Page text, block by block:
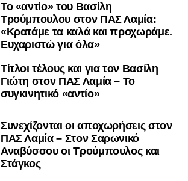
Το «αντίο» του Βασίλη
Τρούμπουλου στον ΠΑΣ Λαμία:
«Κρατάμε τα καλά και προχωράμε.
Ευχαριστώ για όλα»
Τίτλοι τέλους και για τον Βασίλη
Γιώτη στον ΠΑΣ Λαμία – Το
συγκινητικό «αντίο»
Συνεχίζονται οι αποχωρήσεις στον
ΠΑΣ Λαμία – Στον Σαρωνικό
Αναβύσσου οι Τρούμπουλος και
Στάγκος